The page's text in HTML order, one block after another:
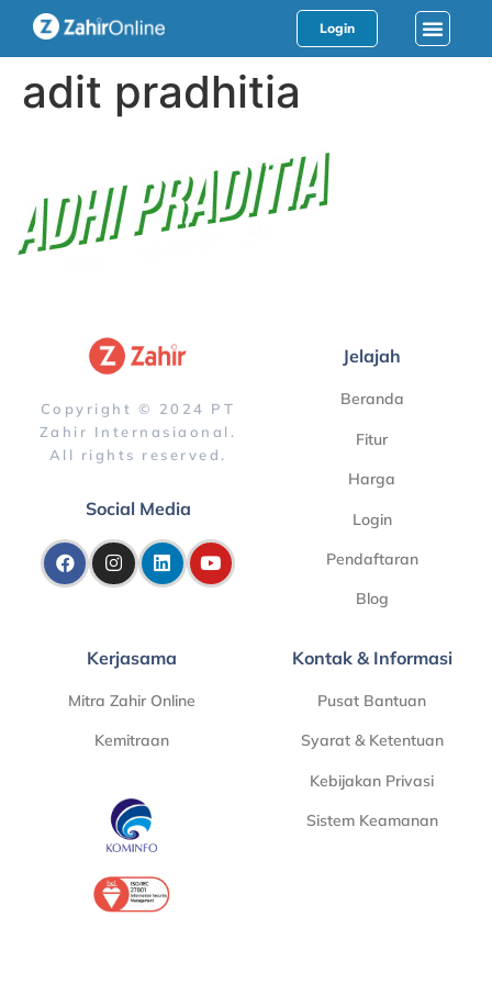
Login
adit pradhitia
Copyright © 2024 PT
Zahir Internasiaonal.
All rights reserved.
Social Media
Jelajah
Beranda
Fitur
Harga
Login
Pendaftaran
Blog
Kerjasama
Mitra Zahir Online
Kemitraan
Kontak & Informasi
Pusat Bantuan
Syarat & Ketentuan
Kebijakan Privasi
Sistem Keamanan